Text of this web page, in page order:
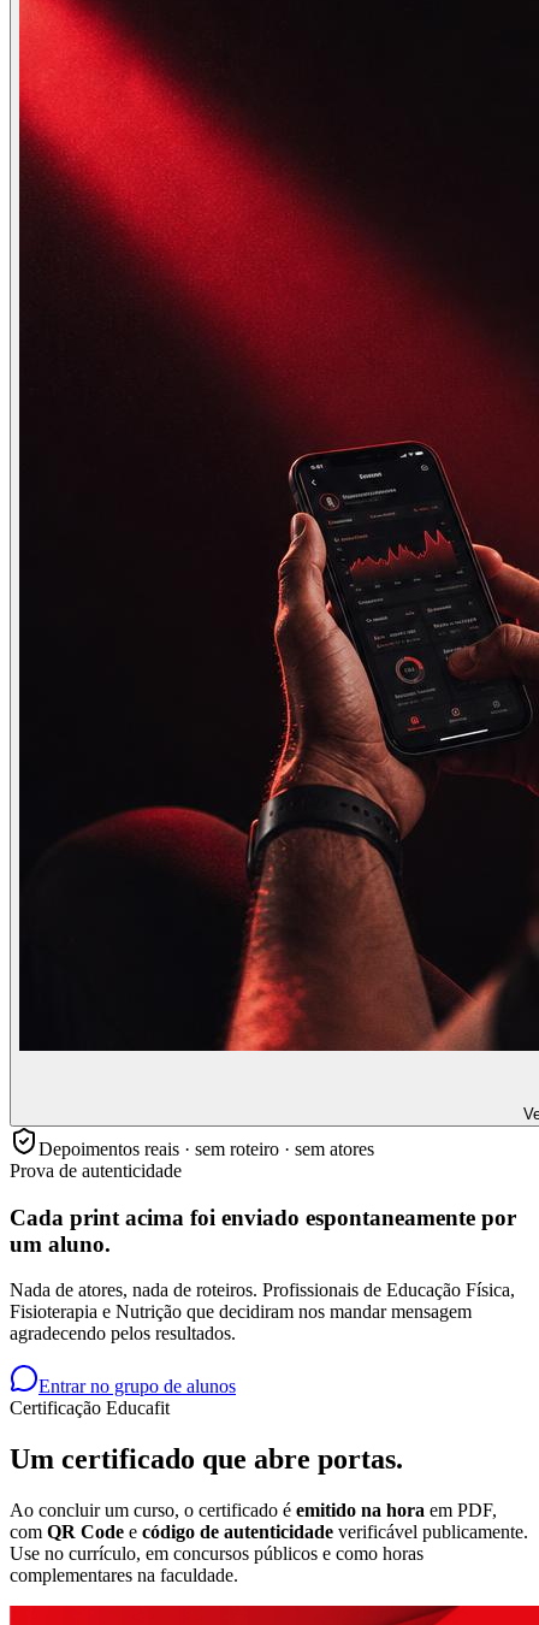
Depoimentos reais · sem roteiro · sem atores
Prova de autenticidade
Cada print acima foi enviado espontaneamente por
um aluno.
Nada de atores, nada de roteiros. Profissionais de Educação Física,
Fisioterapia e Nutrição que decidiram nos mandar mensagem
agradecendo pelos resultados.
Entrar no grupo de alunos
Certificação Educafit
Um certificado que abre portas.
Ao concluir um curso, o certificado é emitido na hora em PDF,
com QR Code e código de autenticidade verificável publicamente.
Use no currículo, em concursos públicos e como horas
complementares na faculdade.